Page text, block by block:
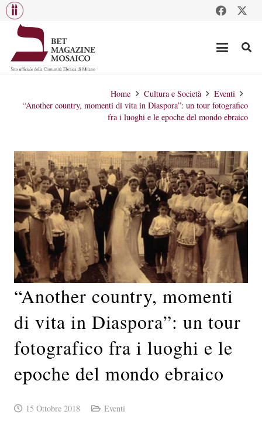
Home Cultura e Società
Eventi
“Another country, momenti di vita in Diaspora”: un tour fotografico
fra i luoghi e le epoche del mondo ebraico
“Another country, momenti
di vita in Diaspora”: un tour
fotografico fra i luoghi e le
epoche del mondo ebraico
15 Ottobre 2018 Eventi